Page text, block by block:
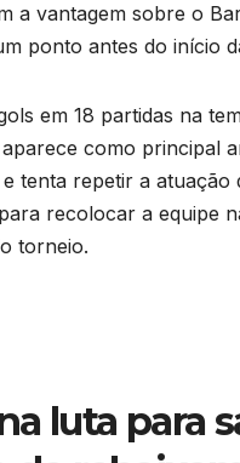
a vantagem sobre o
ponto antes do início
em 18 partidas na
como principal
tenta repetir a atuação
recolocar a equipe
torneio.
luta para